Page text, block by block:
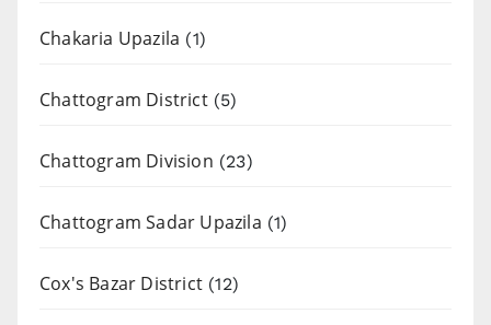
Chakaria Upazila (1)
Chattogram District(5)
Chattogram Division (23)
Chattogram Sadar Upazila (1)
Cox's Bazar District (12)